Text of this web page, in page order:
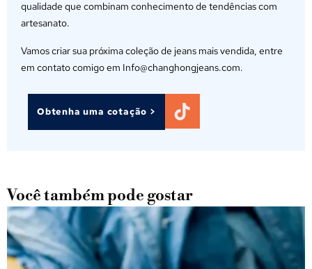
qualidade que combinam conhecimento de tendências com
artesanato.
Vamos criar sua próxima coleção de jeans mais vendida, entre
em contato comigo em Info@changhongjeans.com.
Obtenha uma cotação >
Você também pode gostar